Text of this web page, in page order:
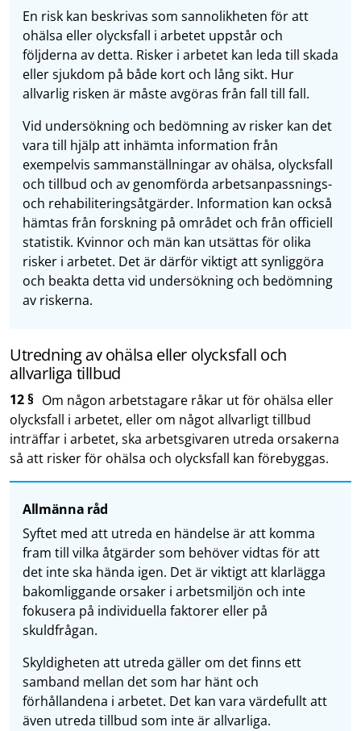
En risk kan beskrivas som sannolikheten för att
ohälsa eller olycksfall i arbetet uppstår och
följderna av detta. Risker i arbetet kan leda till skada
eller sjukdom på både kort och lång sikt. Hur
allvarlig risken är måste avgöras från fall till fall.
Vid undersökning och bedömning av risker kan det
vara till hjälp att inhämta information från
exempelvis sammanställningar av ohälsa, olycksfall
och tillbud och av genomförda arbetsanpassnings-
och rehabiliteringsåtgärder. Information kan också
hämtas från forskning på området och från officiell
statistik. Kvinnor och män kan utsättas för olika
risker i arbetet. Det är därför viktigt att synliggöra
och beakta detta vid undersökning och bedömning
av riskerna.
Utredning av ohälsa eller olycksfall och
allvarliga tillbud
12 § Om någon arbetstagare råkar ut för ohälsa eller
olycksfall i arbetet, eller om något allvarligt tillbud
inträffar i arbetet, ska arbetsgivaren utreda orsakerna
så att risker för ohälsa och olycksfall kan förebyggas.
Allmänna råd
Syftet med att utreda en händelse är att komma
fram till vilka åtgärder som behöver vidtas för att
det inte ska hända igen. Det är viktigt att klarlägga
bakomliggande orsaker i arbetsmiljön och inte
fokusera på individuella faktorer eller på
skuldfrågan.
Skyldigheten att utreda gäller om det finns ett
samband mellan det som har hänt och
förhållandena i arbetet. Det kan vara värdefullt att
även utreda tillbud som inte är allvarliga.